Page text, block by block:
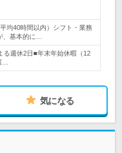
均40時間以内）シフト・業務
、基本的に…
る週休2日■年末年始休暇（12
…
気になる